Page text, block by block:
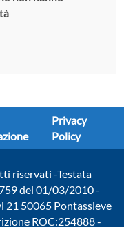
Privacy
Policy
riservati -Testata
del 01/03/2010 -
21 50065 Pontassieve
ROC:254888 -